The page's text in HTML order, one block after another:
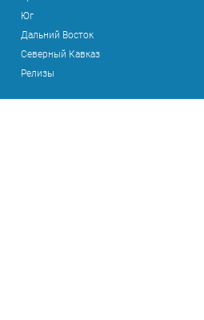
Юг
Дальний Восток
Северный Кавказ
Релизы